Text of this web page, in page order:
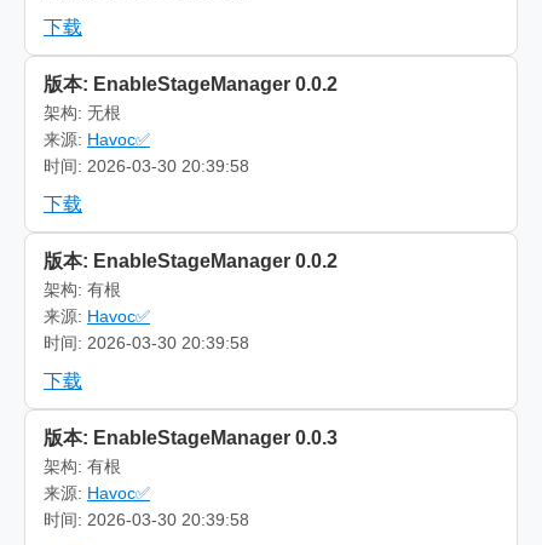
下载
版本: EnableStageManager 0.0.2
架构: 无根
来源: Havoc✅
时间: 2026-03-30 20:39:58
下载
版本: EnableStageManager 0.0.2
架构: 有根
来源: Havoc✅
时间: 2026-03-30 20:39:58
下载
版本: EnableStageManager 0.0.3
架构: 有根
来源: Havoc✅
时间: 2026-03-30 20:39:58